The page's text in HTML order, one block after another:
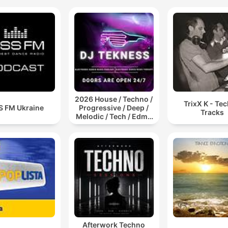
FM Ukraine
2026 House / Techno /
Progressive / Deep /
Melodic / Tech / Edm /
Afro / ibiza DJ Mix /
Electronic Dance Musi
TrixX K -
Tracks
Afterwork Techno